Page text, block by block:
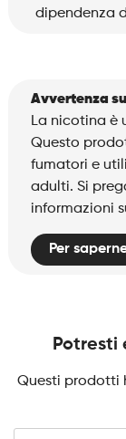
dipendenza
Avvertenza
La nicotina è
Questo
fumatori e
adulti. Si
informazioni
Per
Potresti
Questi prodotti